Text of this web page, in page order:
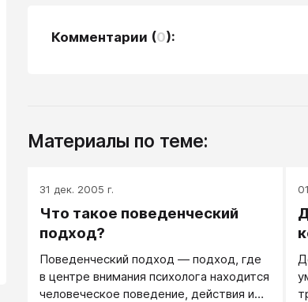
Комментарии (0):
Материалы по теме:
31 дек. 2005 г.
Что такое поведенческий
подход?
Поведенческий подход — подход, где
в центре внимания психолога находится
человеческое поведение, действия и